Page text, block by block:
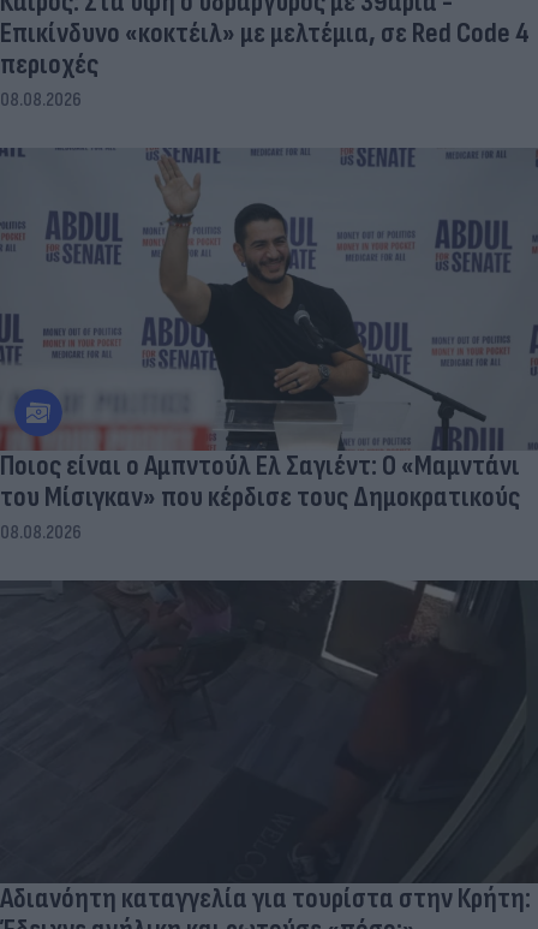
Επικίνδυνο «κοκτέιλ» με μελτέμια, σε Red Code 4
περιοχές
08.08.2026
Ποιος είναι ο Αμπντούλ Ελ Σαγιέντ: Ο «Μαμντάνι
του Μίσιγκαν» που κέρδισε τους Δημοκρατικούς
08.08.2026
Αδιανόητη καταγγελία για τουρίστα στην Κρήτη: